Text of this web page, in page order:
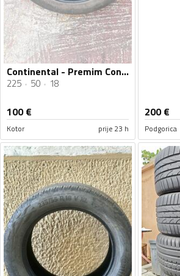
Continental - Premim Contan 6 225 50 18 BMW - Ljetnja guma
225 50 18
100€
Kotor prije 23 h
200€
Podgorica